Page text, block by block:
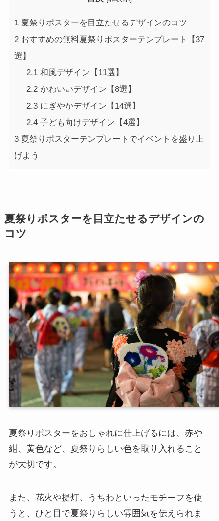
1夏祭りポスターを目立たせるデザインのコツ
2おすすめの無料夏祭りポスターテンプレート【37
選】
2.1 和風デザイン【11選】
2.2 かわいいデザイン【8選】
2.3 にぎやかデザイン【14選】
2.4 子ども向けデザイン【4選】
3夏祭りポスターテンプレートでイベントを盛り上
げよう
夏祭りポスターを目立たせるデザインの
コツ
夏祭りポスターをおしゃれに仕上げるには、赤や
紺、黄色など、夏祭りらしい色を取り入れること
が大切です。
また、花火や提灯、うちわといったモチーフを使
うと、ひと目で夏祭りらしい雰囲気を伝えられま